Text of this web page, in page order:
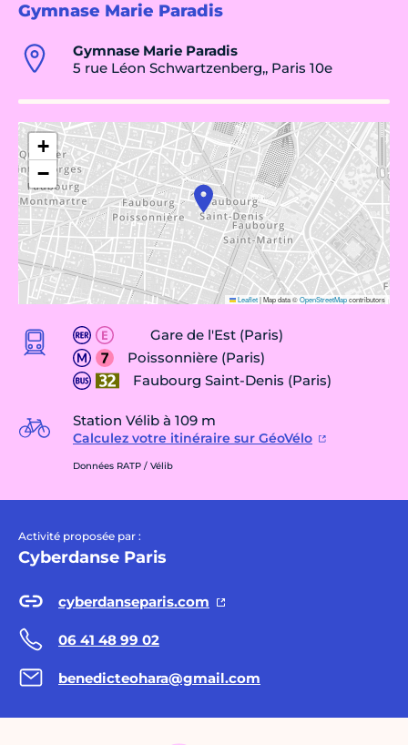
Gymnase Marie Paradis
Gymnase Marie Paradis
5 rue Léon Schwartzenberg,, Paris 10e
+
−
Leaflet|Map data ©OpenStreetMapcontributors
Gare de l'Est (Paris)
Poissonnière (Paris)
Faubourg Saint-Denis (Paris)
Station Vélib à 109 m
Calculez votre itinéraire sur GéoVélo
Données RATP / Vélib
Activité proposée par :
Cyberdanse Paris
cyberdanseparis.com
06 41 48 99 02
benedicteohara@gmail.com